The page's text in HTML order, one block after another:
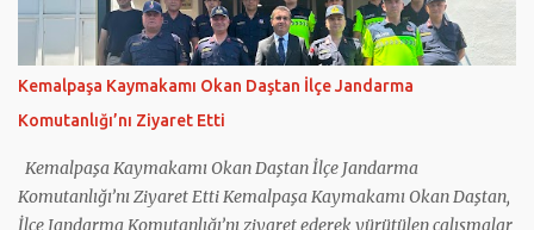
öğrencilerin kullanımına yönelik eğitim materyalleri
hazırlanırken, sağlıklı teknoloji kullanımını destekleyen Digital
Harmony App adlı mobil uygulama da geliştirildi. Projenin
internet sitesinin hazırlanması ve güncel tutulması görevini
üstlenen Kemalpaşa Ferzent Bulum Anadolu Lisesi, proje
sonuçlarını ilçede düzenlenen tanıtım toplantısında paylaştı.
Okulun projedeki çalışmaları, ö...
Kemalpaşa Kaymakamı Okan Daştan İlçe Jandarma
Komutanlığı’nı Ziyaret Etti
Kemalpaşa Kaymakamı Okan Daştan İlçe Jandarma
Komutanlığı’nı Ziyaret Etti Kemalpaşa Kaymakamı Okan Daştan,
İlçe Jandarma Komutanlığı’nı ziyaret ederek yürütülen çalışmalar